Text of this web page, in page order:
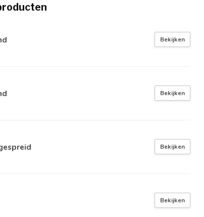
Bekijken
Bekijken
Bekijken
Bekijken